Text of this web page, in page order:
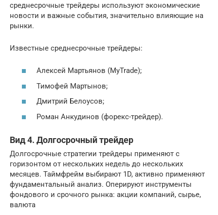
среднесрочные трейдеры используют экономические
новости и важные события, значительно влияющие на
рынки.
Известные среднесрочные трейдеры:
Алексей Мартьянов (MyTrade);
Тимофей Мартынов;
Дмитрий Белоусов;
Роман Анкудинов (форекс-трейдер).
Вид 4. Долгосрочный трейдер
Долгосрочные стратегии трейдеры применяют с
горизонтом от нескольких недель до нескольких
месяцев. Таймфрейм выбирают 1D, активно применяют
фундаментальный анализ. Оперируют инструменты
фондового и срочного рынка: акции компаний, сырье,
валюта